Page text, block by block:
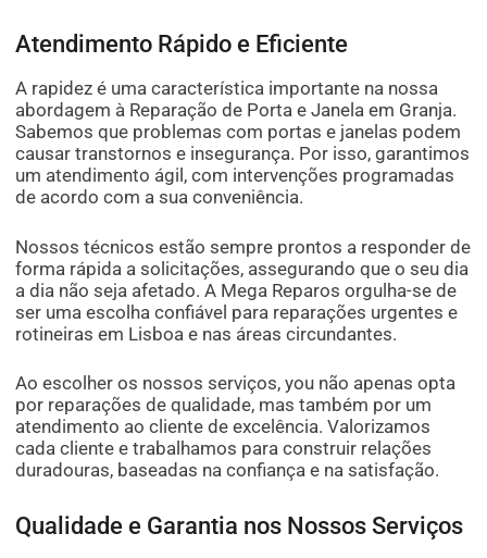
Atendimento Rápido e Eficiente
A rapidez é uma característica importante na nossa
abordagem à Reparação de Porta e Janela em Granja.
Sabemos que problemas com portas e janelas podem
causar transtornos e insegurança. Por isso, garantimos
um atendimento ágil, com intervenções programadas
de acordo com a sua conveniência.
Nossos técnicos estão sempre prontos a responder de
forma rápida a solicitações, assegurando que o seu dia
a dia não seja afetado. A Mega Reparos orgulha-se de
ser uma escolha confiável para reparações urgentes e
rotineiras em Lisboa e nas áreas circundantes.
Ao escolher os nossos serviços, you não apenas opta
por reparações de qualidade, mas também por um
atendimento ao cliente de excelência. Valorizamos
cada cliente e trabalhamos para construir relações
duradouras, baseadas na confiança e na satisfação.
Qualidade e Garantia nos Nossos Serviços